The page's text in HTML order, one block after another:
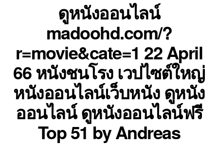
ดูหนังออนไลน์
madoohd.com/?
r=movie&cate=1 22 April
66 หนังชนโรง เวปไซต์ใหญ่
หนังออนไลน์เว็บหนัง ดูหนัง
ออนไลน์ ดูหนังออนไลน์ฟรี
Top 51 by Andreas